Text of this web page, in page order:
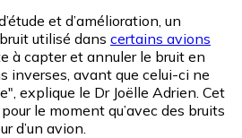
et d’amélioration, un
utilisé dans certains avions
à capter et annuler le bruit en
inverses, avant que celui-ci ne
explique le Dr Joëlle Adrien. Cet
le moment qu’avec des bruits
d’un avion.